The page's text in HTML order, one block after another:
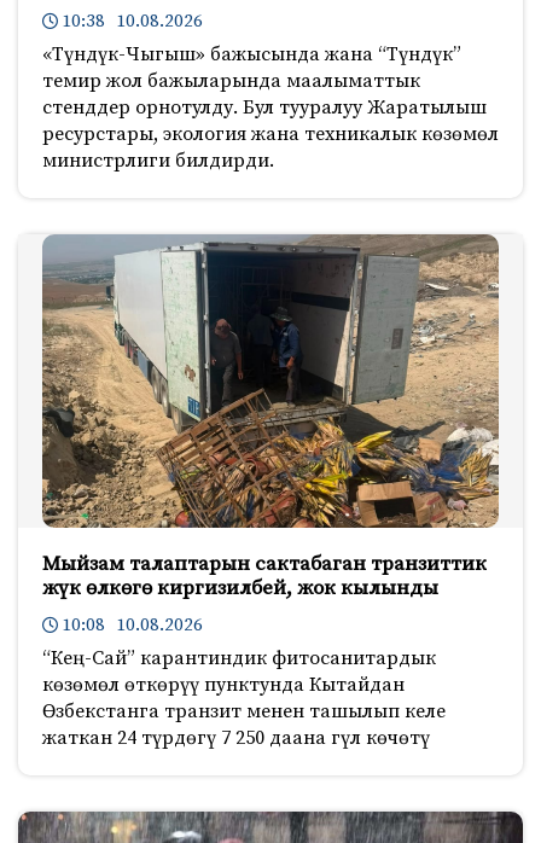
10:38 10.08.2026
«Түндүк-Чыгыш» бажысында жана “Түндүк”
темир жол бажыларында маалыматтык
стенддер орнотулду. Бул тууралуу Жаратылыш
ресурстары, экология жана техникалык көзөмөл
министрлиги билдирди.
Мыйзам талаптарын сактабаган транзиттик
жүк өлкөгө киргизилбей, жок кылынды
10:08 10.08.2026
“Кең-Сай” карантиндик фитосанитардык
көзөмөл өткөрүү пунктунда Кытайдан
Өзбекстанга транзит менен ташылып келе
жаткан 24 түрдөгү 7 250 даана гүл көчөтү